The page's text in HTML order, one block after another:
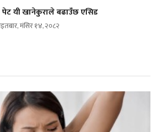
यी खानेकुराले बढाउँछ एसिड
मंसिर १४, २०८२